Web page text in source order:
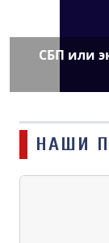
СБП или
НАШИ